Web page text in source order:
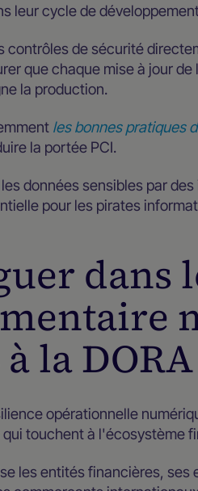
leur cycle de
contrôles de sécurité
que chaque mise à jour
la production.
les bonnes pratiques
la portée PCI.
données sensibles par
pour les pirates
dans
à la DORA
opérationnelle
touchent à l'écosystème
les entités financières,